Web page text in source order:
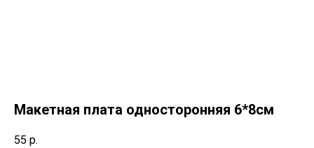
Макетная плата односторонняя 6*8см
55 р.